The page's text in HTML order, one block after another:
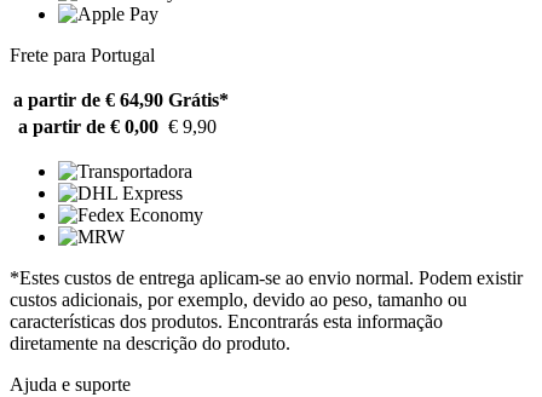
Frete para Portugal
a partir de € 64,90 Grátis*
a partir de € 0,00 € 9,90
*Estes custos de entrega aplicam-se ao envio normal. Podem existir
custos adicionais, por exemplo, devido ao peso, tamanho ou
características dos produtos. Encontrarás esta informação
diretamente na descrição do produto.
Ajuda e suporte